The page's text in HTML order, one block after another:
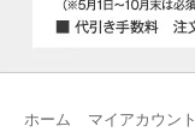
ホーム マイアカウント